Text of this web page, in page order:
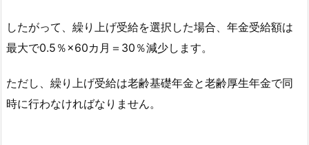
したがって、繰り上げ受給を選択した場合、年金受給額は
最大で0.5％×60カ月＝30％減少します。
ただし、繰り上げ受給は老齢基礎年金と老齢厚生年金で同
時に行わなければなりません。